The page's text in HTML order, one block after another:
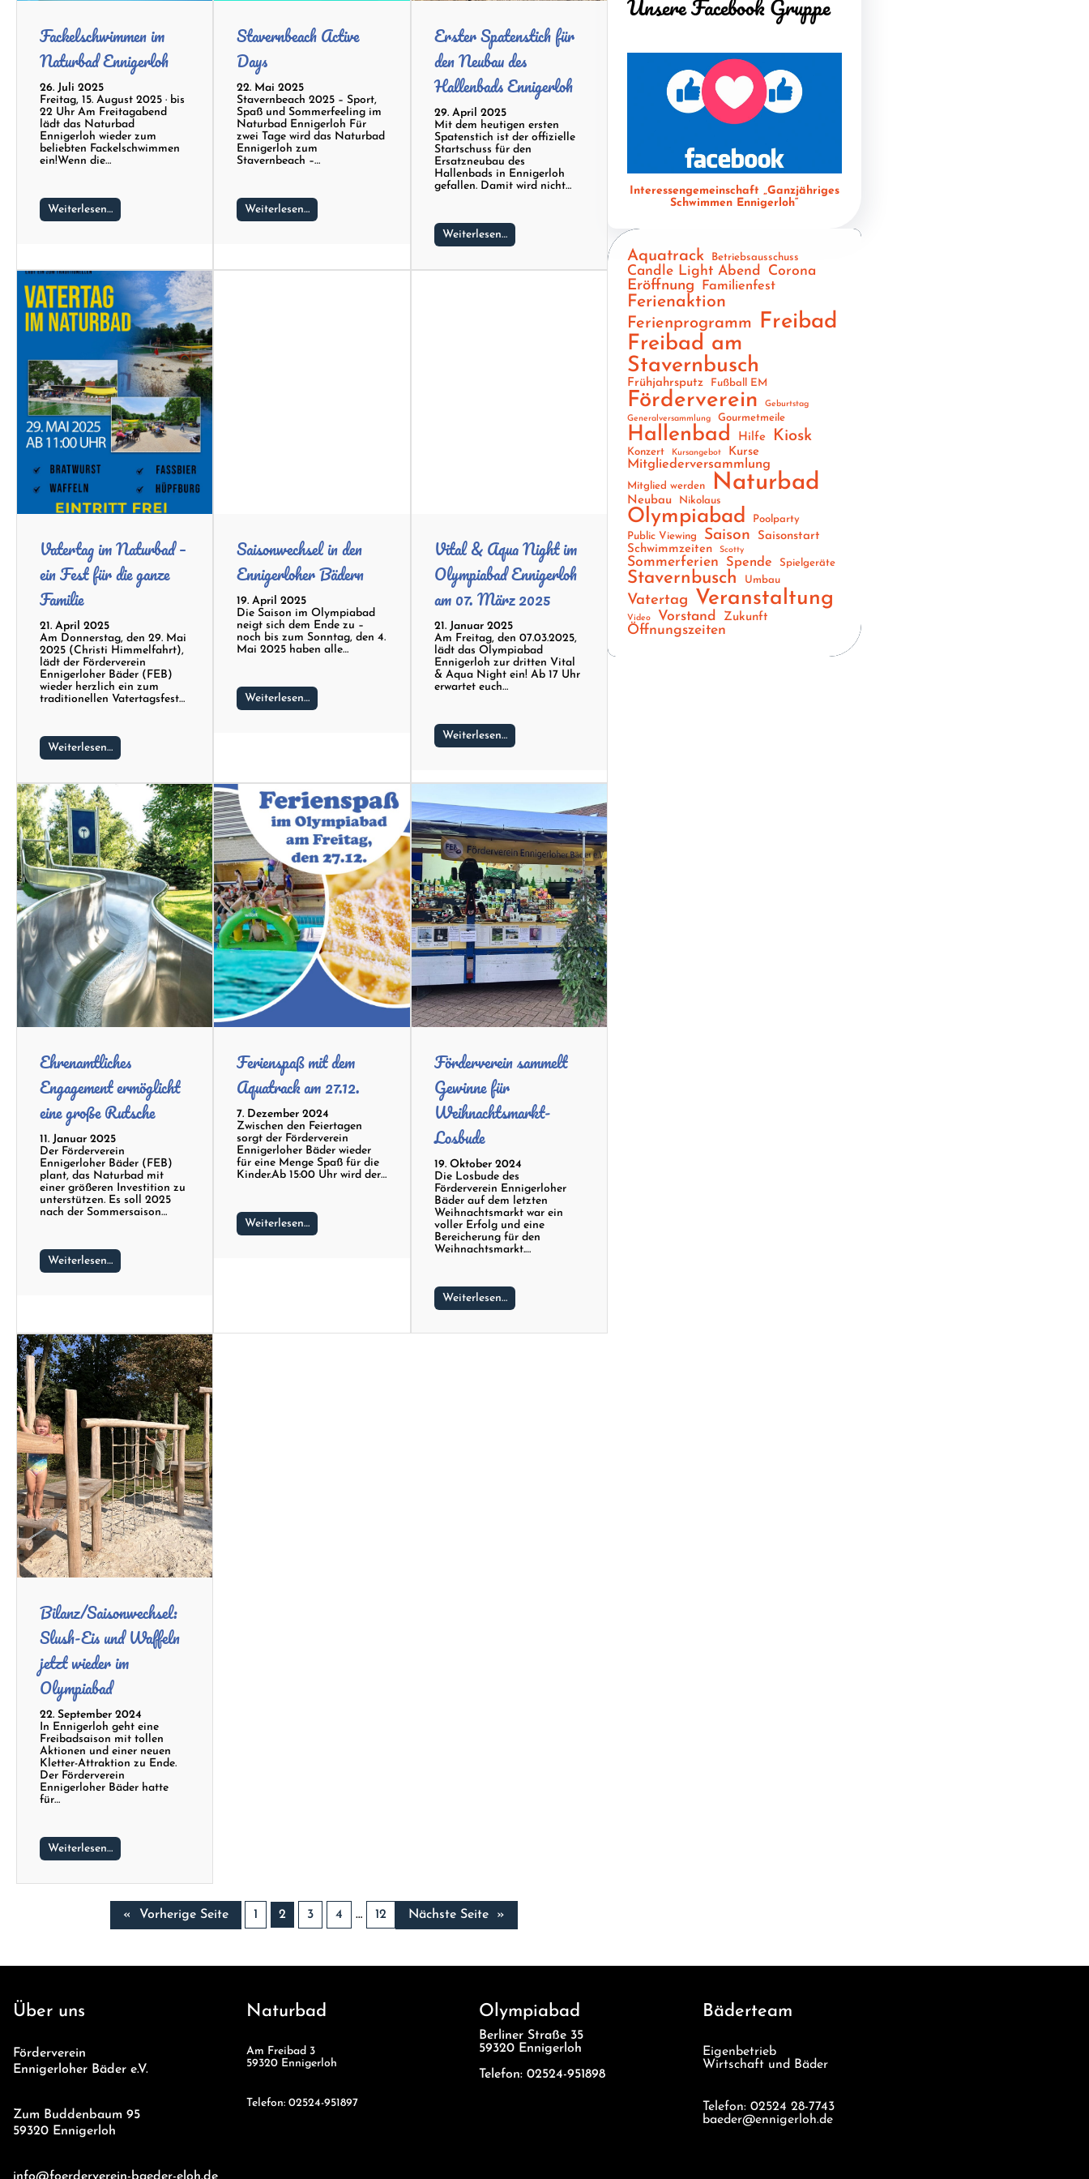
Fackelschwimmen im
Naturbad Ennigerloh
26. Juli 2025
Freitag, 15. August 2025 · bis
22 Uhr Am Freitagabend
lädt das Naturbad
Ennigerloh wieder zum
beliebten Fackelschwimmen
ein!Wenn die…
Weiterlesen…
Stavernbeach Active
Days
22. Mai 2025
Stavernbeach 2025 – Sport,
Spaß und Sommerfeeling im
Naturbad Ennigerloh Für
zwei Tage wird das Naturbad
Ennigerloh zum
Stavernbeach –…
Weiterlesen…
Erster Spatenstich für
den Neubau des
Hallenbads Ennigerloh
29. April 2025
Mit dem heutigen ersten
Spatenstich ist der offizielle
Startschuss für den
Ersatzneubau des
Hallenbads in Ennigerloh
gefallen. Damit wird nicht…
Weiterlesen…
Vatertag im Naturbad –
ein Fest für die ganze
Familie
21. April 2025
Am Donnerstag, den 29. Mai
2025 (Christi Himmelfahrt),
lädt der Förderverein
Ennigerloher Bäder (FEB)
wieder herzlich ein zum
traditionellen Vatertagsfest…
Weiterlesen…
Saisonwechsel in den
Ennigerloher Bädern
19. April 2025
Die Saison im Olympiabad
neigt sich dem Ende zu –
noch bis zum Sonntag, den 4.
Mai 2025 haben alle…
Weiterlesen…
Vital & Aqua Night im
Olympiabad Ennigerloh
am 07. März 2025
21. Januar 2025
Am Freitag, den 07.03.2025,
lädt das Olympiabad
Ennigerloh zur dritten Vital
& Aqua Night ein! Ab 17 Uhr
erwartet euch…
Weiterlesen…
Ehrenamtliches
Engagement ermöglicht
eine große Rutsche
11. Januar 2025
Der Förderverein
Ennigerloher Bäder (FEB)
plant, das Naturbad mit
einer größeren Investition zu
unterstützen. Es soll 2025
nach der Sommersaison…
Weiterlesen…
Ferienspaß mit dem
Aquatrack am 27.12.
7. Dezember 2024
Zwischen den Feiertagen
sorgt der Förderverein
Ennigerloher Bäder wieder
für eine Menge Spaß für die
Kinder.Ab 15:00 Uhr wird der…
Weiterlesen…
Förderverein sammelt
Gewinne für
Weihnachtsmarkt-
Losbude
19. Oktober 2024
Die Losbude des
Förderverein Ennigerloher
Bäder auf dem letzten
Weihnachtsmarkt war ein
voller Erfolg und eine
Bereicherung für den
Weihnachtsmarkt.…
Weiterlesen…
Bilanz/Saisonwechsel:
Slush-Eis und Waffeln
jetzt wieder im
Olympiabad
22. September 2024
In Ennigerloh geht eine
Freibadsaison mit tollen
Aktionen und einer neuen
Kletter-Attraktion zu Ende.
Der Förderverein
Ennigerloher Bäder hatte
für…
Weiterlesen…
« Vorherige Seite 1 2 3 4 … 12 Nächste Seite »
Unsere Facebook Gruppe
Interessengemeinschaft „Ganzjähriges
Schwimmen Ennigerloh“
Aquatrack Betriebsausschuss
Candle Light Abend Corona
Eröffnung Familienfest
Ferienaktion
Ferienprogramm Freibad
Freibad am
Stavernbusch
Frühjahrsputz Fußball EM
Förderverein
Geburtstag
Generalversammlung
Gourmetmeile
Hallenbad Hilfe Kiosk
Konzert Kursangebot Kurse
Mitgliederversammlung
Mitglied werden Naturbad
Neubau Nikolaus
Olympiabad
Poolparty
Public Viewing
Saison
Saisonstart
Schwimmzeiten
Scotty
Sommerferien Spende Spielgeräte
Stavernbusch Umbau
Vatertag Veranstaltung
Video Vorstand Zukunft
Öffnungszeiten
Über uns
Förderverein
Ennigerloher Bäder e.V.
Zum Buddenbaum 95
59320 Ennigerloh
info@foerderverein-baeder-eloh.de
Naturbad
Am Freibad 3
59320 Ennigerloh
Telefon: 02524-951897
Olympiabad
Berliner Straße 35
59320 Ennigerloh
Telefon: 02524-951898
Bäderteam
Eigenbetrieb
Wirtschaft und Bäder
Telefon: 02524 28-7743
baeder@ennigerloh.de